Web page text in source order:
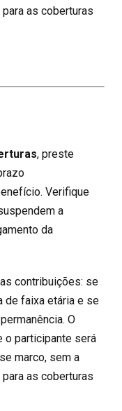
as coberturas
, preste
Verifique
a
da
contribuições: se
de faixa etária e se
O
o participante será
marco, sem a
as coberturas